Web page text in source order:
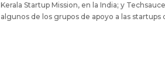
Kerala Startup Mission, en la India; y
algunos de los grupos de apoyo a las startups